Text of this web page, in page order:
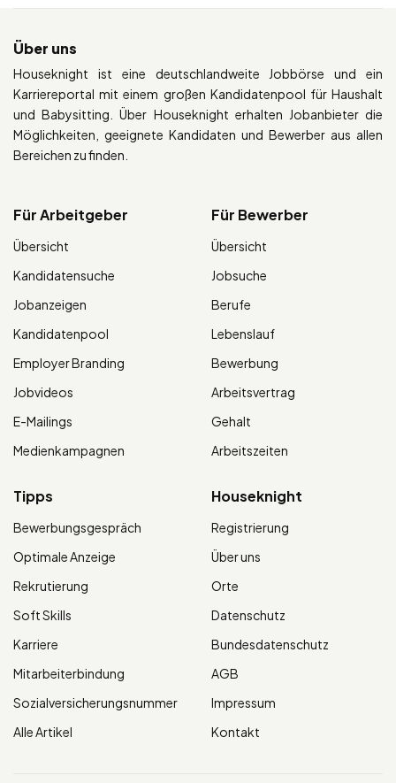
Über uns
Houseknight ist eine deutschlandweite Jobbörse und ein
Karriereportal mit einem großen Kandidatenpool für Haushalt
und Babysitting. Über Houseknight erhalten Jobanbieter die
Möglichkeiten, geeignete Kandidaten und Bewerber aus allen
Bereichen zu finden.
Für Arbeitgeber
Übersicht
Kandidatensuche
Jobanzeigen
Kandidatenpool
Employer Branding
Jobvideos
E-Mailings
Medienkampagnen
Für Bewerber
Übersicht
Jobsuche
Berufe
Lebenslauf
Bewerbung
Arbeitsvertrag
Gehalt
Arbeitszeiten
Tipps
Bewerbungsgespräch
Optimale Anzeige
Rekrutierung
Soft Skills
Karriere
Mitarbeiterbindung
Sozialversicherungsnummer
Alle Artikel
Houseknight
Registrierung
Über uns
Orte
Datenschutz
Bundesdatenschutz
AGB
Impressum
Kontakt